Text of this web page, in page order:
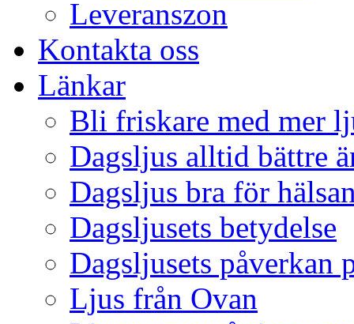
Leveranszon
Kontakta oss
Länkar
Bli friskare med mer
Dagsljus alltid bättre
Dagsljus bra för
Dagsljusets betydelse
Dagsljusets påverkan
Ljus från Ovan